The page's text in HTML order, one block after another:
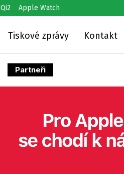
Qi2 Apple Watch
Tiskové zprávy Kontakt
Partneři